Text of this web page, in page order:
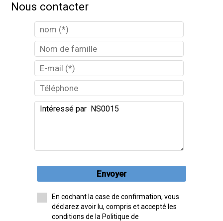
Nous contacter
Envoyer
En cochant la case de confirmation, vous
déclarez avoir lu, compris et accepté les
conditions de la Politique de